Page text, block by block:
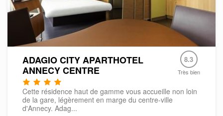
ADAGIO CITY APARTHOTEL
ANNECY CENTRE
8.3
Très bien
Cette résidence haut de gamme vous accueille non loin
de la gare, légèrement en marge du centre-ville
d'Annecy. Adag...